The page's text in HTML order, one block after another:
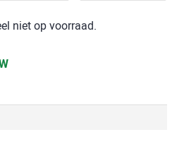
niet op voorraad.